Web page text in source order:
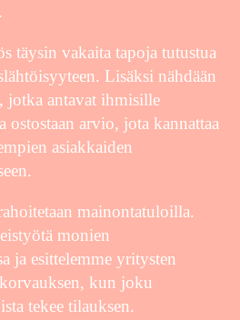
täysin vakaita tapoja tutustua
Lisäksi nähdään
jotka antavat ihmisille
arvio, jota kannattaa
asiakkaiden
mainontatuloilla.
monien
ja esittelemme yritysten
kun joku
tekee tilauksen.